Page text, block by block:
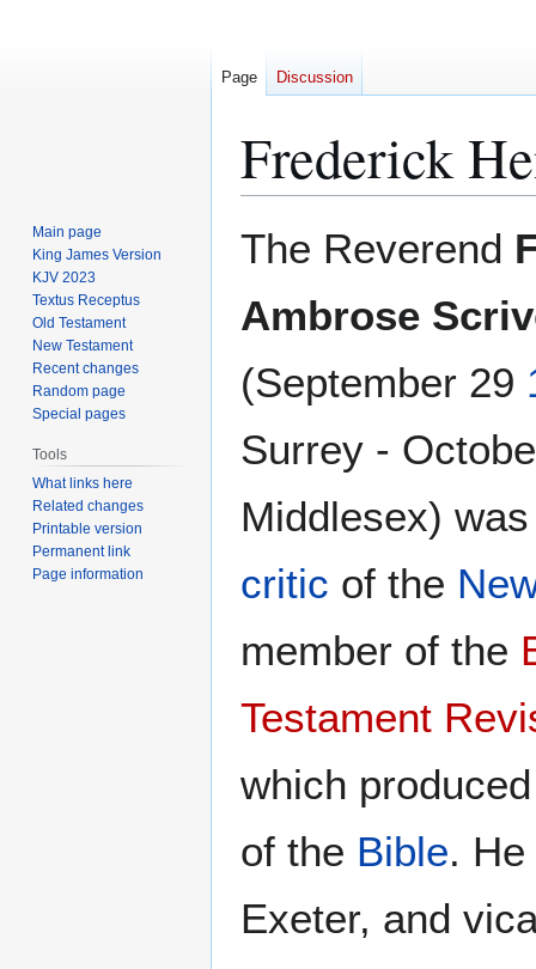
Frederick
The Reverend
Ambrose
(September 29
Surrey -
Middlesex)
critic of the
member of the
Testament
which
of the Bible.
Exeter, and
Page Discussion
Main page
King James Version
KJV 2023
Textus Receptus
Old Testament
New Testament
Recent changes
Random page
Special pages
Tools
What links here
Related changes
Printable version
Permanent link
Page information